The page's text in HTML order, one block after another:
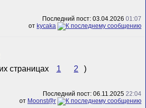
Последний пост: 03.04.2026 01:07
от kycaka
1 2 )
Последний пост: 06.11.2025 22:04
от Mооnst@r